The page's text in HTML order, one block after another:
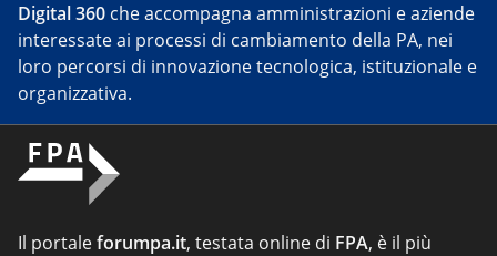
Digital 360 che accompagna amministrazioni e aziende
interessate ai processi di cambiamento della PA, nei
loro percorsi di innovazione tecnologica, istituzionale e
organizzativa.
Il portaleforumpa.it, testata online di FPA, è il più